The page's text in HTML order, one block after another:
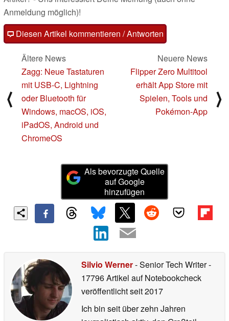
Anmeldung möglich)!
Diesen Artikel kommentieren / Antworten
⟨
Ältere News
Zagg: Neue Tastaturen
mit USB-C, Lightning
oder Bluetooth für
Windows, macOS, iOS,
iPadOS, Android und
ChromeOS
Neuere News
Flipper Zero Multitool
erhält App Store mit
Spielen, Tools und
Pokémon-App
⟩
Als bevorzugte Quelle
auf Google
hinzufügen
Silvio Werner- Senior Tech Writer-
17796 Artikel auf Notebookcheck
veröffentlichtseit 2017
Ich bin seit über zehn Jahren